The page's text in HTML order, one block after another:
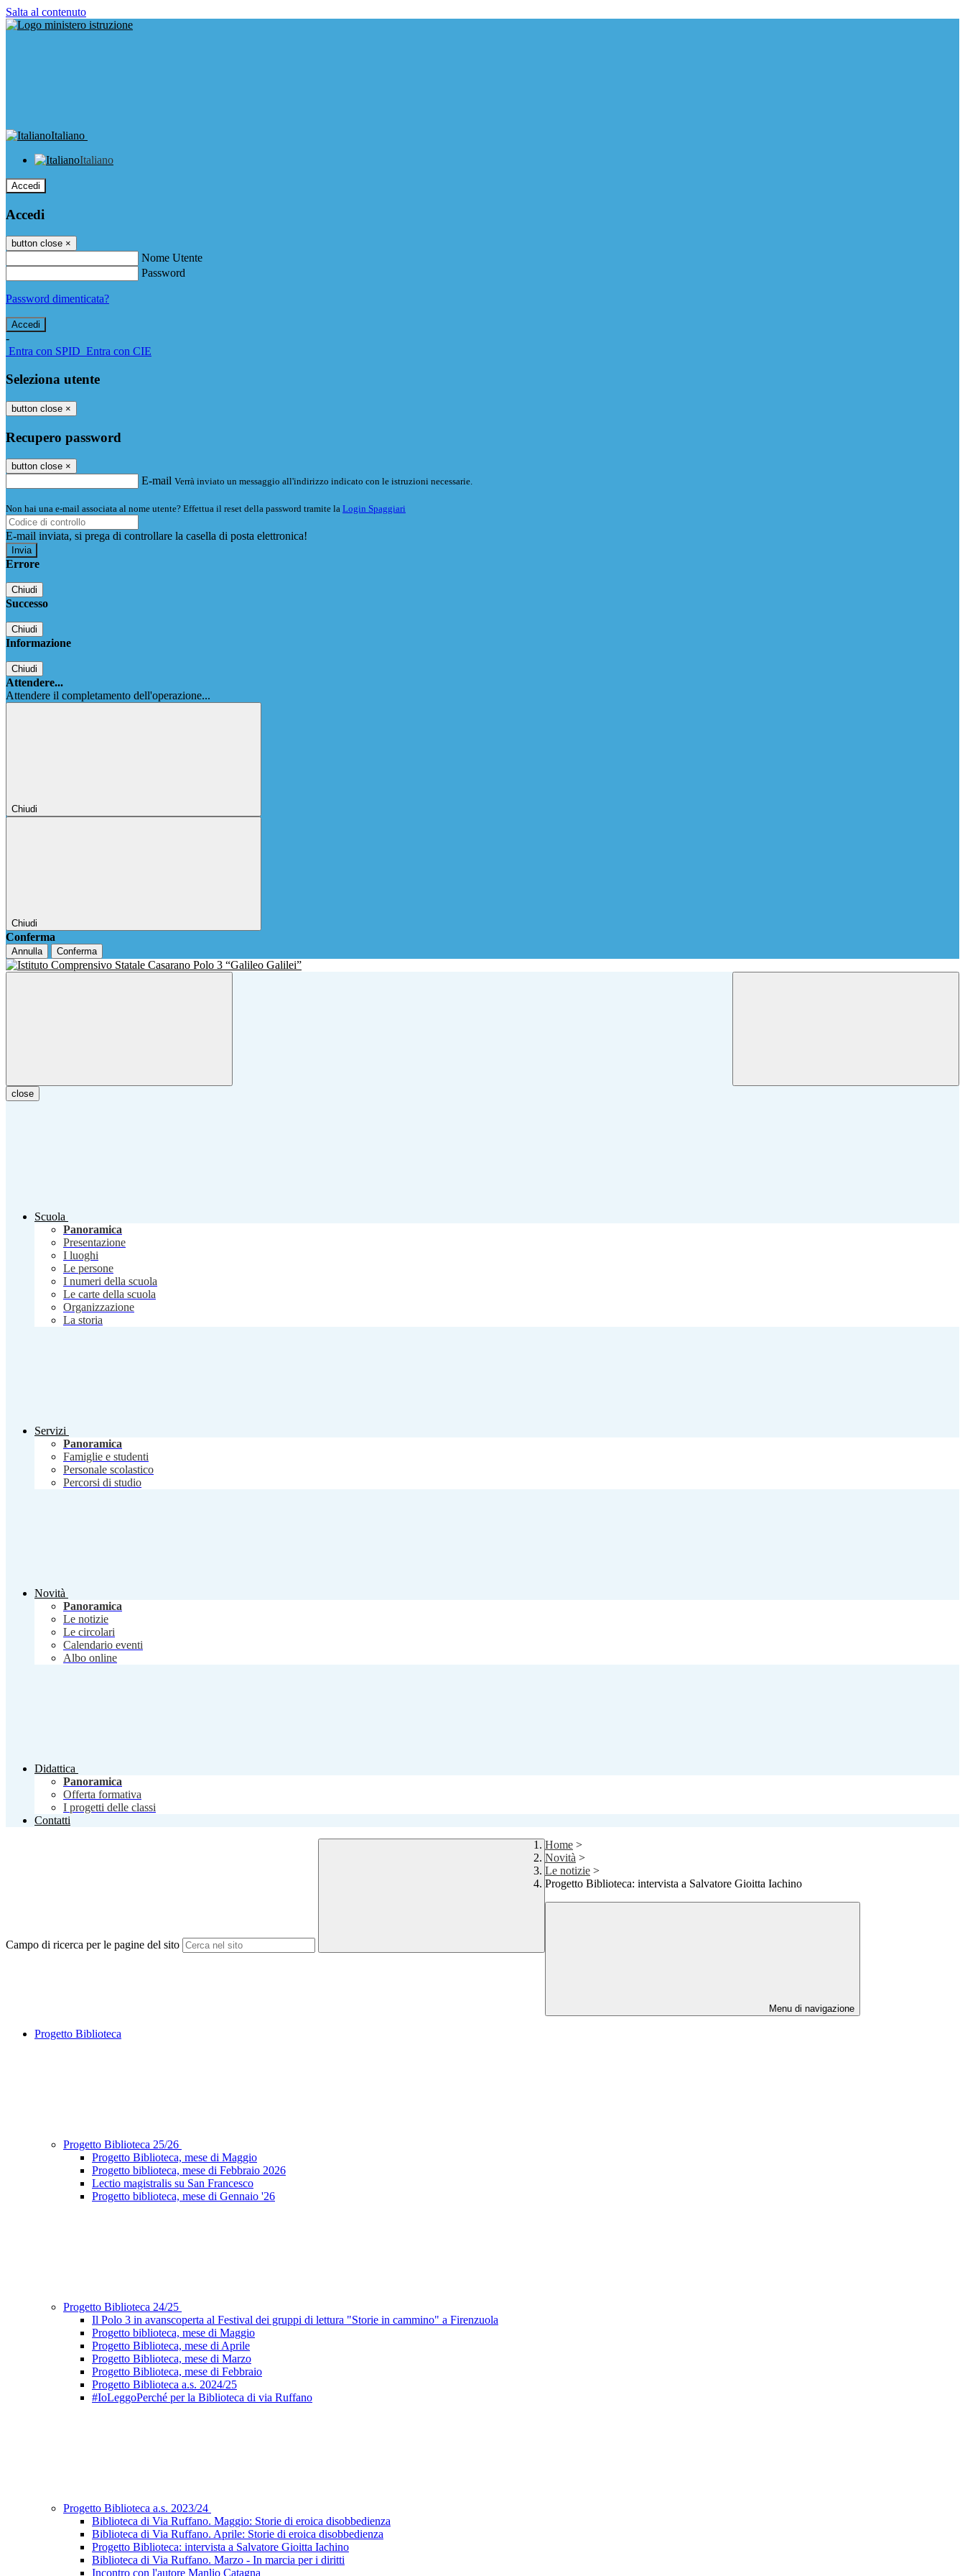
Salta al contenuto
Italiano
Italiano
Accedi
Accedi
button close ×
Nome Utente
Password
Password dimenticata?
-
Entra con SPID Entra con CIE
Seleziona utente
button close ×
Recupero password
button close ×
E-mail Verrà inviato un messaggio all'indirizzo indicato con le istruzioni necessarie.
Non hai una e-mail associata al nome utente? Effettua il reset della password tramite la Login Spaggiari
E-mail inviata, si prega di controllare la casella di posta elettronica!
Errore
Chiudi
Successo
Chiudi
Informazione
Chiudi
Attendere...
Attendere il completamento dell'operazione...
Chiudi
Chiudi
Conferma
Annulla Conferma
close
Scuola
Panoramica
Presentazione
I luoghi
Le persone
I numeri della scuola
Le carte della scuola
Organizzazione
La storia
Servizi
Panoramica
Famiglie e studenti
Personale scolastico
Percorsi di studio
Novità
Panoramica
Le notizie
Le circolari
Calendario eventi
Albo online
Didattica
Panoramica
Offerta formativa
I progetti delle classi
Contatti
Campo di ricerca per le pagine del sito
Home >
Novità >
Le notizie >
Progetto Biblioteca: intervista a Salvatore Gioitta Iachino
Menu di navigazione
Progetto Biblioteca
Progetto Biblioteca 25/26
Progetto Biblioteca, mese di Maggio
Progetto biblioteca, mese di Febbraio 2026
Lectio magistralis su San Francesco
Progetto biblioteca, mese di Gennaio '26
Progetto Biblioteca 24/25
Il Polo 3 in avanscoperta al Festival dei gruppi di lettura "Storie in cammino" a Firenzuola
Progetto biblioteca, mese di Maggio
Progetto Biblioteca, mese di Aprile
Progetto Biblioteca, mese di Marzo
Progetto Biblioteca, mese di Febbraio
Progetto Biblioteca a.s. 2024/25
#IoLeggoPerché per la Biblioteca di via Ruffano
Progetto Biblioteca a.s. 2023/24
Biblioteca di Via Ruffano. Maggio: Storie di eroica disobbedienza
Biblioteca di Via Ruffano. Aprile: Storie di eroica disobbedienza
Progetto Biblioteca: intervista a Salvatore Gioitta Iachino
Biblioteca di Via Ruffano. Marzo - In marcia per i diritti
Incontro con l'autore Manlio Catagna